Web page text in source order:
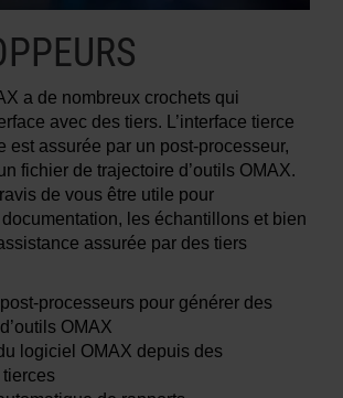
a de nombreux crochets qui
avec des tiers. L’interface tierce
est assurée par un post-processeur,
fichier de trajectoire d’outils OMAX.
de vous être utile pour
documentation, les échantillons et bien
assurée par des tiers
processeurs pour générer des
OMAX
logiciel OMAX depuis des